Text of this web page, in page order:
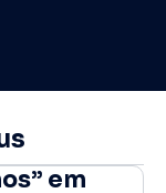
em